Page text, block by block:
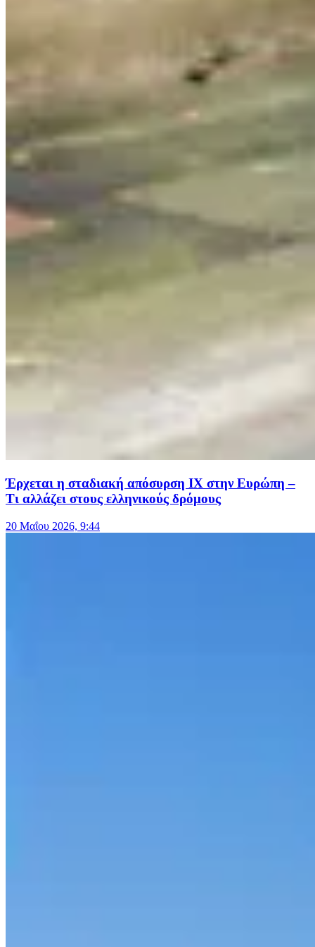
Έρχεται η σταδιακή απόσυρση ΙΧ στην Ευρώπη –
Τι αλλάζει στους ελληνικούς δρόμους
20 Μαΐου 2026, 9:44